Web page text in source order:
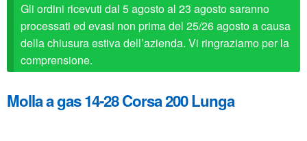
child
FAQ
Gli ordini ricevuti dal 5 agosto al 23 agosto saranno
processati ed evasi non prima del 25/26 agosto a causa
della chiusura estiva dell’azienda. Vi ringraziamo per la
comprensione.
Molla a gas 14-28 Corsa 200 Lunga